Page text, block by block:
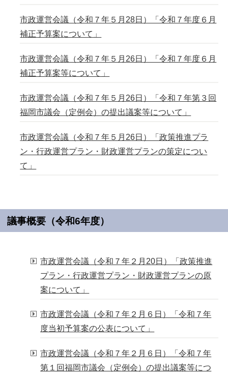
市政運営会議（令和７年５月28日）「令和７年度６月
補正予算案について」
市政運営会議（令和７年５月26日）「令和７年度６月
補正予算案等について」
市政運営会議（令和７年５月26日）「令和７年第３回
福岡市議会（定例会）の提出議案等について」
市政運営会議（令和７年５月26日）「政策推進プラ
ン・行政運営プラン・財政運営プランの策定につい
て」
議事概要（令和6年度）
市政運営会議（令和７年２月20日）「政策推進
プラン・行政運営プラン・財政運営プランの原
案について」
市政運営会議（令和７年２月６日）「令和７年
度当初予算案の公表について」
市政運営会議（令和７年２月６日）「令和７年
第１回福岡市議会（定例会）の提出議案等につ